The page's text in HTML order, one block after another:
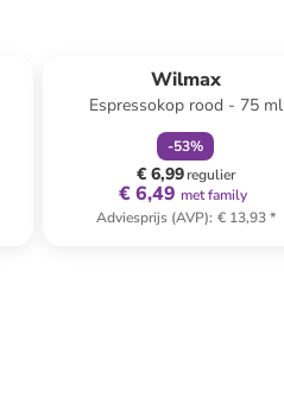
Wilmax
Espressokop rood - 75 ml
-53%
€ 6,99regulier
€ 6,49 met family
Adviesprijs (AVP): € 13,93*